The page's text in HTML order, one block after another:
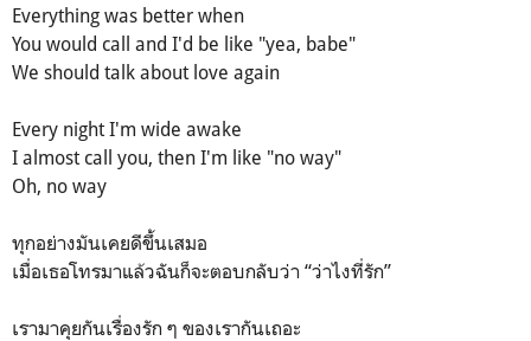
Everything was better when
You would call and I'd be like "yea, babe"
We should talk about love again
Every night I'm wide awake
I almost call you, then I'm like "no way"
Oh, no way
ทุกอย่างมันเคยดีขึ้นเสมอ
เมื่อเธอโทรมาแล้วฉันก็จะตอบกลับว่า “ว่าไงที่รัก”
เรามาคุยกันเรื่องรัก ๆ ของเรากันเถอะ